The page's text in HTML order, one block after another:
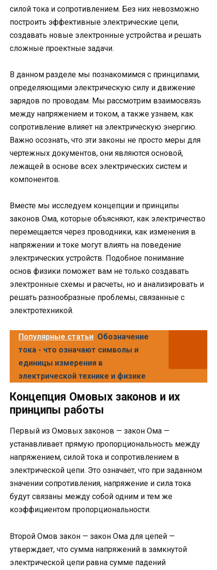
силой тока и сопротивлением. Без них невозможно
построить эффективные электрические цепи,
создавать новые электронные устройства и решать
сложные проектные задачи.
В данном разделе мы познакомимся с принципами,
определяющими электрическую силу и движение
зарядов по проводам. Мы рассмотрим взаимосвязь
между напряжением и током, а также узнаем, как
сопротивление влияет на электрическую энергию.
Важно осознать, что эти законы не просто меры для
чертежных документов, они являются основой,
лежащей в основе всех электрических систем и
компонентов.
Вместе мы исследуем концепции и принципы
законов Ома, которые объясняют, как электричество
перемещается через проводники, как изменения в
напряжении и токе могут влиять на поведение
электрических устройств. Подобное понимание
основ физики поможет вам не только создавать
электронные схемы и расчеты, но и анализировать и
решать разнообразные проблемы, связанные с
электротехникой.
Популярные статьи Обозначение
тока - что означают символы и
единицы измерения в
электрической технике и физике
Концепция Омовых законов и их
принципы работы
Первый из Омовых законов — закон Ома —
устанавливает прямую пропорциональность между
напряжением, силой тока и сопротивлением в
электрической цепи. Это означает, что при заданном
значении сопротивления, напряжение и сила тока
будут связаны между собой одним и тем же
коэффициентом пропорциональности.
Второй Омов закон — закон Ома для цепей —
утверждает, что сумма напряжений в замкнутой
электрической цепи равна сумме падений